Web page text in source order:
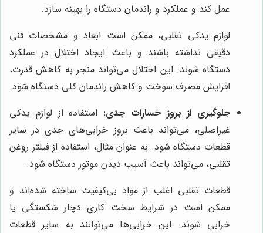
عمل کند و عملکرد و راندمان دستگاه را بهینه سازد.
لوازم یدکی تقلبی، ممکن است ابعاد و مشخصات فنی
دقیقی نداشته باشند و باعث ایجاد اختلال در عملکرد
دستگاه شوند. این اختلال می‌تواند منجر به کاهش قدرت،
افزایش مصرف سوخت و کاهش راندمان کلی دستگاه شود.
جلوگیری از بروز خسارات جدی: استفاده از لوازم یدکی
غیراصلی، می‌تواند باعث بروز خرابی‌های جدی در سایر
قطعات دستگاه شود. به عنوان مثال، استفاده از فیلتر روغن
تقلبی، می‌تواند باعث آسیب دیدن موتور دستگاه شود.
قطعات تقلبی اغلب از مواد بی‌کیفیت ساخته شده‌اند و
ممکن است در شرایط سخت کاری دچار شکستگی یا
خرابی شوند. این خرابی‌ها می‌توانند به سایر قطعات